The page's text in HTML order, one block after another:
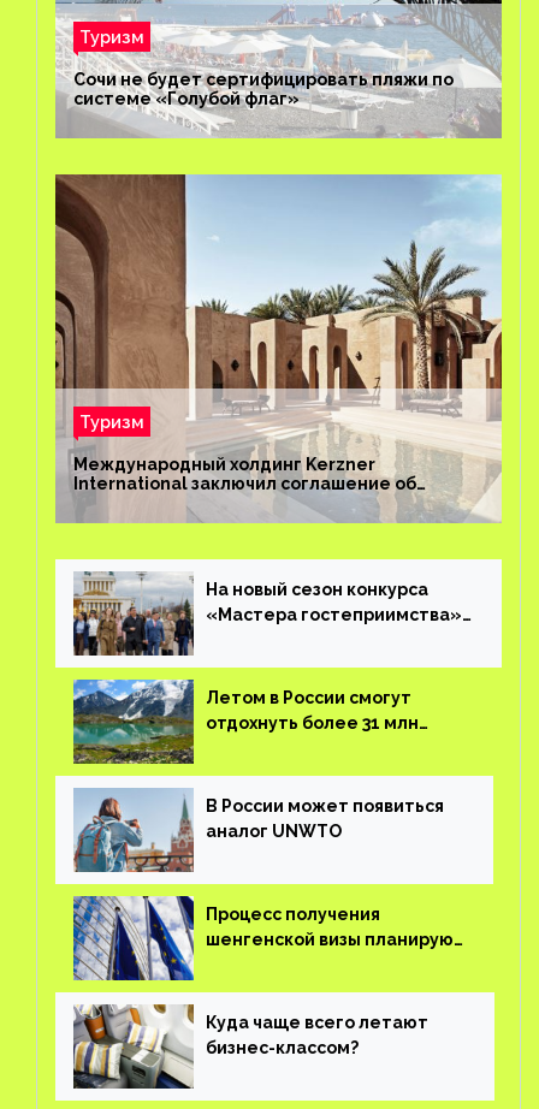
Туризм
Сочи не будет сертифицировать пляжи по
системе «Голубой флаг»
Туризм
Международный холдинг Kerzner
International заключил соглашение об
управлении курортом Bab Al Shams Desert
Resort в Дубае
На новый сезон конкурса
«Мастера гостеприимства»
заявок
Летом в России смогут
отдохнуть более 31 млн
В России может появиться
аналог UNWTO
Процесс получения
шенгенской визы планируют
Куда чаще всего летают
бизнес-классом?